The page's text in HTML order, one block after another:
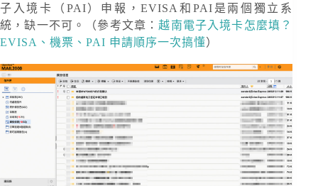
子入境卡（PAI）申報，EVISA和PAI是兩個獨立系
統，缺一不可。（參考文章：越南電子入境卡怎麼填？
EVISA、機票、PAI 申請順序一次搞懂）